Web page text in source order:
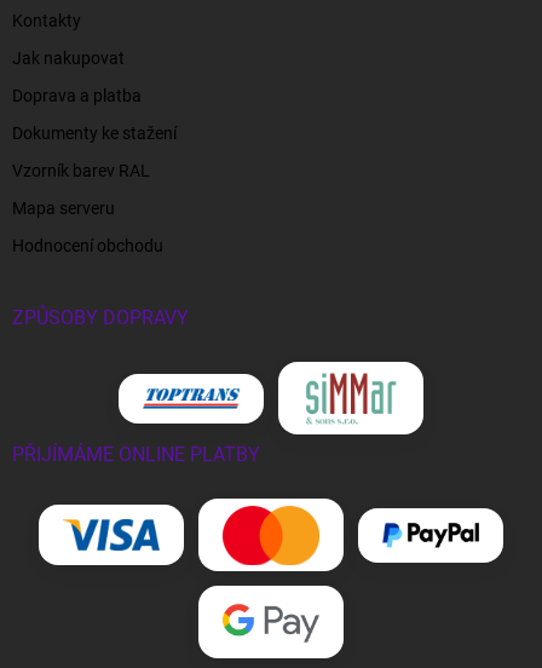
Kontakty
Jak nakupovat
Doprava a platba
Dokumenty ke stažení
Vzorník barev RAL
Mapa serveru
Hodnocení obchodu
ZPŮSOBY DOPRAVY
PŘIJÍMÁME ONLINE PLATBY